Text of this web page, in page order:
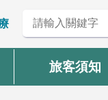
旅客須知